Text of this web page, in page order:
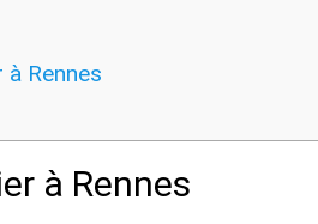
Rennes
à Rennes